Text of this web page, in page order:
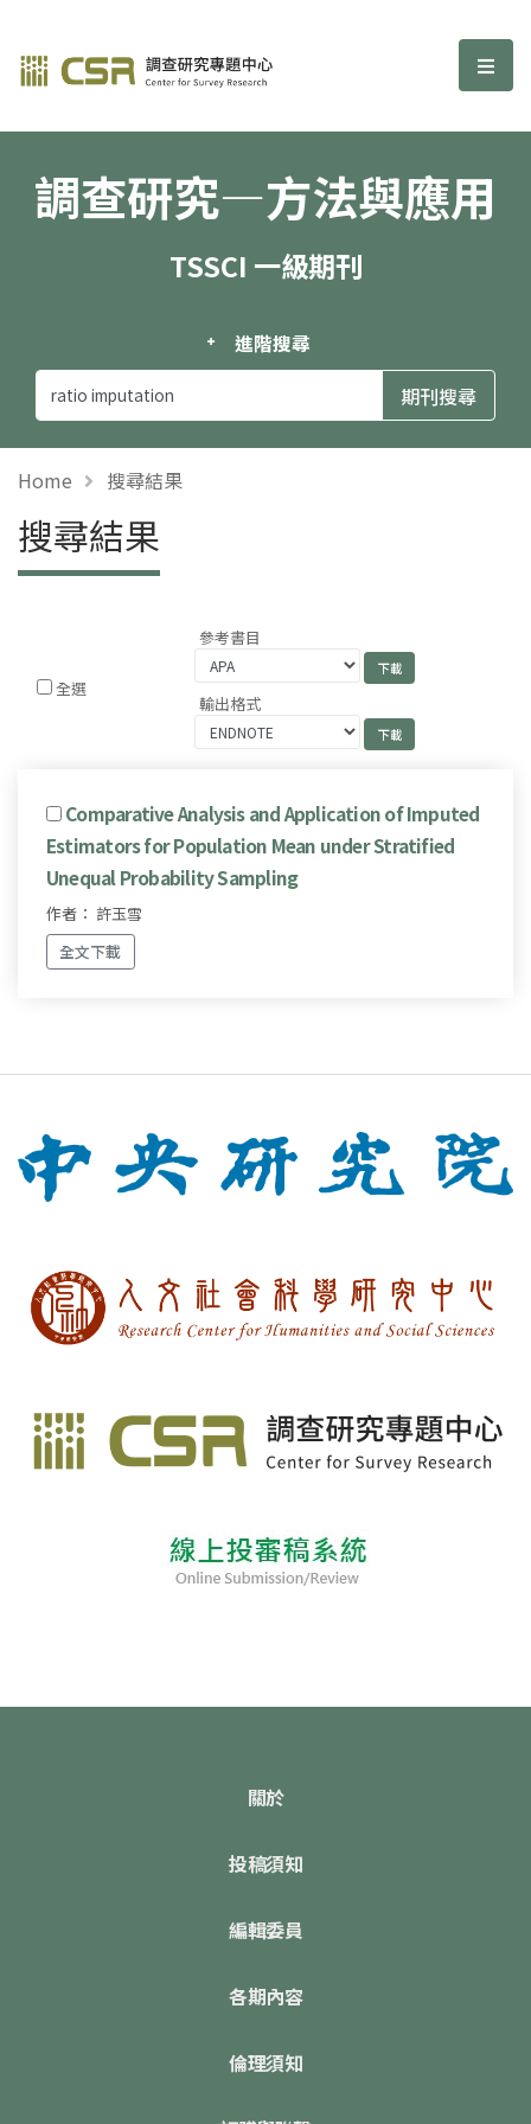
調查研究—方法與應用期刊 選
調查研究—方法與應用
TSSCI 一級期刊
進階搜尋
Home 搜尋結果
搜尋結果
全選
參考書目
輸出格式
Comparative Analysis and Application of Imputed
Estimators for Population Mean under Stratified
Unequal Probability Sampling
作者： 許玉雪
全文下載
關於
投稿須知
編輯委員
各期內容
倫理須知